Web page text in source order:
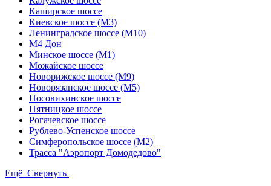
Каширское шоссе
Киевское шоссе (М3)
Ленинградское шоссе (М10)
М4 Дон
Минское шоссе (М1)
Можайское шоссе
Новорижское шоссе (М9)
Новорязанское шоссе (М5)
Носовихинское шоссе
Пятницкое шоссе
Рогачевское шоссе
Рублево-Успенское шоссе
Симферопольское шоссе (М2)
Трасса "Аэропорт Домодедово"
Ещё Свернуть